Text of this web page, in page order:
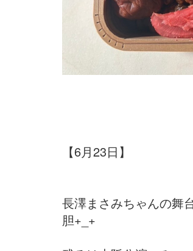
【6月23日】
長澤まさみちゃんの舞
胆+_+